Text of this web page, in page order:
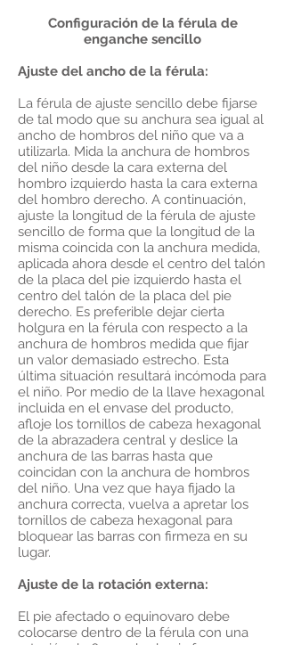
Configuración de la férula de
enganche sencillo
Ajuste del ancho de la férula:
La férula de ajuste sencillo debe fijarse
de tal modo que su anchura sea igual al
ancho de hombros del niño que va a
utilizarla. Mida la anchura de hombros
del niño desde la cara externa del
hombro izquierdo hasta la cara externa
del hombro derecho. A continuación,
ajuste la longitud de la férula de ajuste
sencillo de forma que la longitud de la
misma coincida con la anchura medida,
aplicada ahora desde el centro del talón
de la placa del pie izquierdo hasta el
centro del talón de la placa del pie
derecho. Es preferible dejar cierta
holgura en la férula con respecto a la
anchura de hombros medida que fijar
un valor demasiado estrecho. Esta
última situación resultará incómoda para
el niño. Por medio de la llave hexagonal
incluida en el envase del producto,
afloje los tornillos de cabeza hexagonal
de la abrazadera central y deslice la
anchura de las barras hasta que
coincidan con la anchura de hombros
del niño. Una vez que haya fijado la
anchura correcta, vuelva a apretar los
tornillos de cabeza hexagonal para
bloquear las barras con firmeza en su
lugar.
Ajuste de la rotación externa:
El pie afectado o equinovaro debe
colocarse dentro de la férula con una